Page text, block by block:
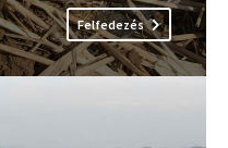
Felfedezés